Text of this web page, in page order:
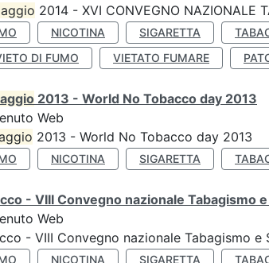
2014 - XVI CONVEGNO NAZIONALE
NICOTINA SIGARETTA
DI FUMO
VIETATO FUMARE
2013 - World No Tobacco day 2013
Web
2013 - World No Tobacco day 2013
NICOTINA SIGARETTA
- VIII Convegno nazionale Tabagismo
Web
- VIII Convegno nazionale Tabagismo
NICOTINA SIGARETTA